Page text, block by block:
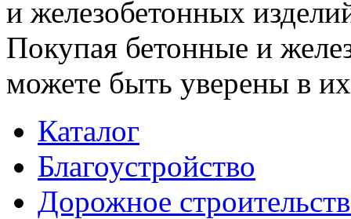
и железобетонных
Покупая бетонные и
можете быть уверены в их
Каталог
Благоустройство
Дорожное